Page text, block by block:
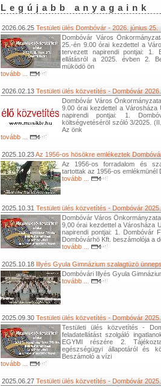
Legújabb anyagaink
2026.06.25 Testületi ülés Dombóvár - 2026. június 25.
Dombóvár Város
25.-én 9.00 órai kezdettel a
tervezett napirendi pontjai: 1.
ellátásról a 2025. évben 2.
müködö ön
tovább ...
2026.02.13 Testületi ülés közvetítés - Dombóvár
Dombóvár Város
9.00 órai kezdettel a Városháza
napirendi pontjai: 1.
költségvetéséröl szóló 3/2025.
Az önk
tovább ...
2025.10.23Az 1956-os hösökre emlékeztek
Az 1956-os forradalom és
tartottak az 1956-os emlékmünél
tovább ...
2025.10.31 Testületi ülés közvetítés - Dombóvár
Dombóvár Város
9,00 órai kezdettel a Városháza
napirendi pontjai: 1. Dombóvár
Dombóvárhö Kft. beszámolója a
tovább ...
2025.10.18 Illyés Gyula Gimnázium szalagtüzö
Dombóvári Illyés Gyula
tovább ...
2025.09.30 Testületi ülés közvetítés - Dombóvár
Testületi ülés közvetítés -
feladatellátást szolgáló
EGYMI részére 2.
egészségügyi állapotáról és
Beszámoló a vízi
tovább ...
2025.06.27 Testületi ülés közvetítés - Dombóvár